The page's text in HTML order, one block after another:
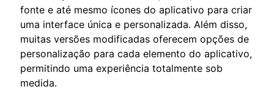
fonte e até mesmo ícones do aplicativo para criar
uma interface única e personalizada. Além disso,
muitas versões modificadas oferecem opções de
personalização para cada elemento do aplicativo,
permitindo uma experiência totalmente sob
medida.